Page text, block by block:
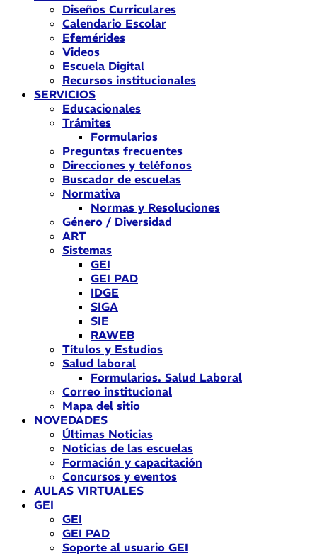
Diseños Curriculares
Calendario Escolar
Efemérides
Videos
Escuela Digital
Recursos institucionales
SERVICIOS
Educacionales
Trámites
Formularios
Preguntas frecuentes
Direcciones y teléfonos
Buscador de escuelas
Normativa
Normas y Resoluciones
Género / Diversidad
ART
Sistemas
GEI
GEI PAD
IDGE
SIGA
SIE
RAWEB
Títulos y Estudios
Salud laboral
Formularios. Salud Laboral
Correo institucional
Mapa del sitio
NOVEDADES
Últimas Noticias
Noticias de las escuelas
Formación y capacitación
Concursos y eventos
AULAS VIRTUALES
GEI
GEI
GEI PAD
Soporte al usuario GEI